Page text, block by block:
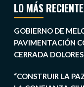
LO MÁS RECIENTE
GOBIERNO DE
PAVIMENTACIÓN
CERRADA DOLORES
“CONSTRUIR LA